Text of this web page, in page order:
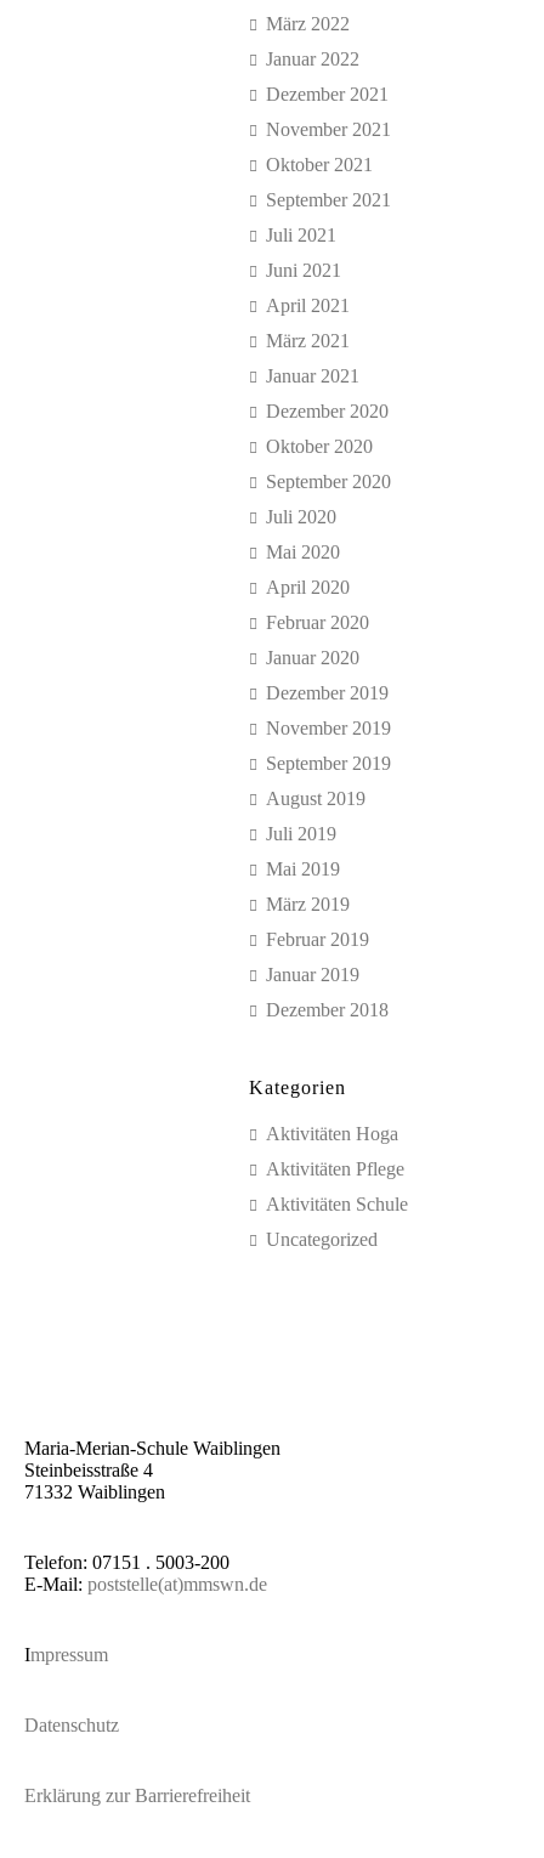
März 2022
Januar 2022
Dezember 2021
November 2021
Oktober 2021
September 2021
Juli 2021
Juni 2021
April 2021
März 2021
Januar 2021
Dezember 2020
Oktober 2020
September 2020
Juli 2020
Mai 2020
April 2020
Februar 2020
Januar 2020
Dezember 2019
November 2019
September 2019
August 2019
Juli 2019
Mai 2019
März 2019
Februar 2019
Januar 2019
Dezember 2018
Kategorien
Aktivitäten Hoga
Aktivitäten Pflege
Aktivitäten Schule
Uncategorized
Maria-Merian-Schule Waiblingen
Steinbeisstraße 4
71332 Waiblingen
Telefon: 07151 . 5003-200
E-Mail: poststelle(at)mmswn.de
Impressum
Datenschutz
Erklärung zur Barrierefreiheit